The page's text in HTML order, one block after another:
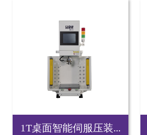
1T桌面智能伺服压装...